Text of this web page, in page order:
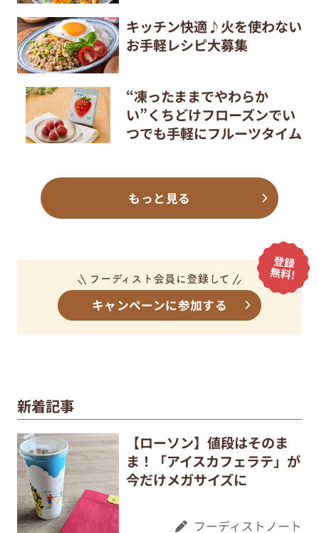
キッチン快適♪火を使わない
お手軽レシピ大募集
“凍ったままでやわらか
い”くちどけフローズンでい
つでも手軽にフルーツタイム
もっと見る
キャンペーンに参加する
新着記事
【ローソン】値段はそのま
ま！「アイスカフェラテ」が
今だけメガサイズに
フーディストノート